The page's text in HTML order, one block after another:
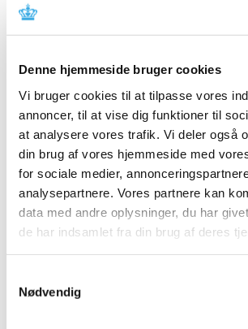
Denne hjemmeside bruger cookies
Vi bruger cookies til at tilpasse vores
annoncer, til at vise dig funktioner til
at analysere vores trafik. Vi deler også
din brug af vores hjemmeside med
for sociale medier,
analysepartnere. Vores partnere kan
data med andre oplysninger, du har
de har indsamlet fra din brug af deres
Nødvendig
Distribuerende enheder af Viborg Løve
Hammershøj
Apoteksfilial
2015 2016
Recept. oms. 7.257.951
Ap. forb.
hlm.
204.045
Ikke ap. forb.